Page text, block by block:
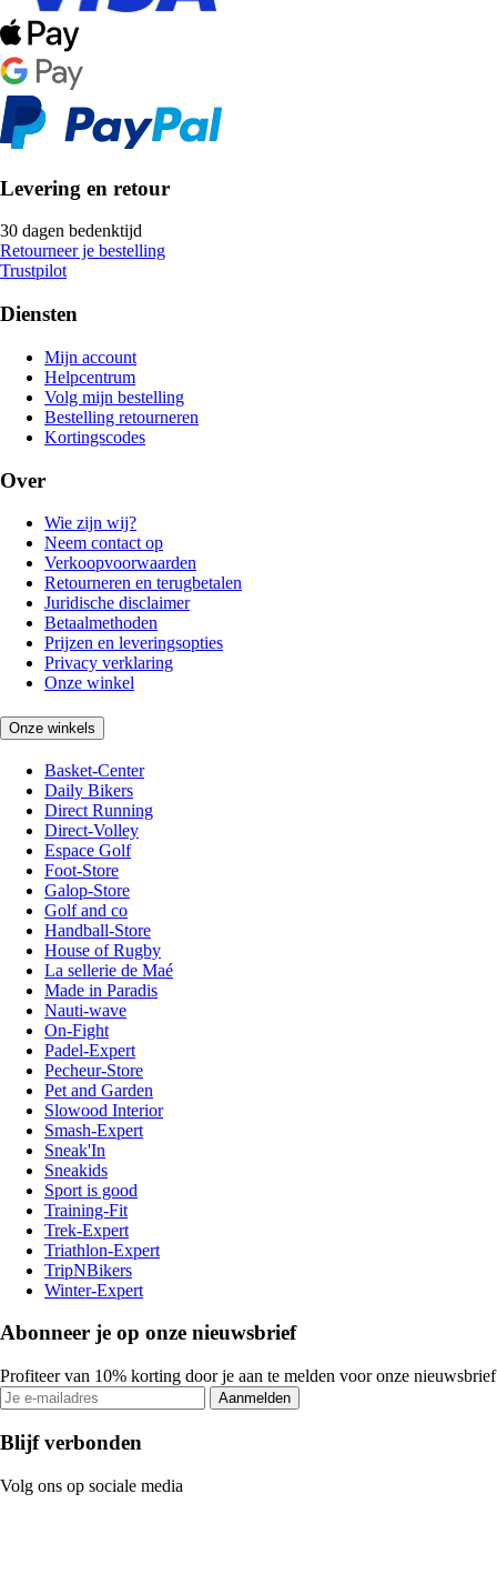
Levering en retour
30 dagen bedenktijd
Retourneer je bestelling
Trustpilot
Diensten
Mijn account
Helpcentrum
Volg mijn bestelling
Bestelling retourneren
Kortingscodes
Over
Wie zijn wij?
Neem contact op
Verkoopvoorwaarden
Retourneren en terugbetalen
Juridische disclaimer
Betaalmethoden
Prijzen en leveringsopties
Privacy verklaring
Onze winkel
Onze winkels
Basket-Center
Daily Bikers
Direct Running
Direct-Volley
Espace Golf
Foot-Store
Galop-Store
Golf and co
Handball-Store
House of Rugby
La sellerie de Maé
Made in Paradis
Nauti-wave
On-Fight
Padel-Expert
Pecheur-Store
Pet and Garden
Slowood Interior
Smash-Expert
Sneak'In
Sneakids
Sport is good
Training-Fit
Trek-Expert
Triathlon-Expert
TripNBikers
Winter-Expert
Abonneer je op onze nieuwsbrief
Profiteer van 10% korting door je aan te melden voor onze nieuwsbrief
Aanmelden
Blijf verbonden
Volg ons op sociale media